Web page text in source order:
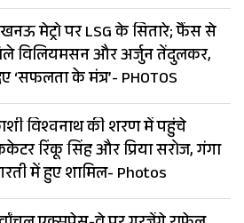
मेट्रो पर LSG के सितारे; फैंस से
विलियमसन और अर्जुन तेंदुलकर,
‘सफलता के मंत्र’- PHOTOS
विश्वनाथ की शरण में पहुंचे
रिंकू सिंह और प्रिया सरोज, गंगा
में हुए शामिल- Photos